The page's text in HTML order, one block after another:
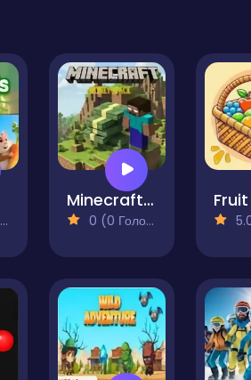
Minecraft Money Stack
0 (0 Голосів) 5.0